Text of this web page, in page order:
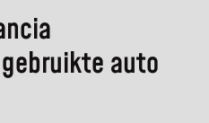
auto